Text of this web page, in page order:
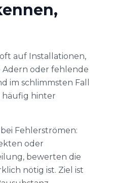
auf Installationen,
Adern oder fehlende
schlimmsten Fall
häufig hinter
Fehlerströmen:
oder
bewerten die
nötig ist. Ziel ist